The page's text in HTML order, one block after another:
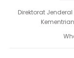
Direktorat